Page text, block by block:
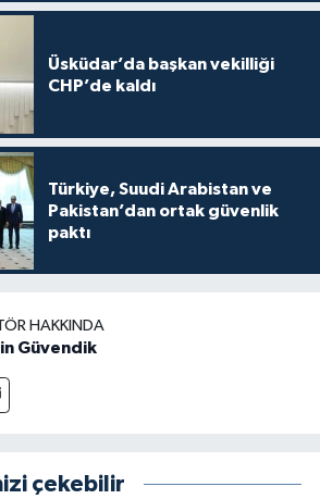
Üsküdar’da başkan vekilliği
CHP’de kaldı
Türkiye, Suudi Arabistan ve
Pakistan’dan ortak güvenlik
paktı
HAKKINDA
Güvendik
çekebilir